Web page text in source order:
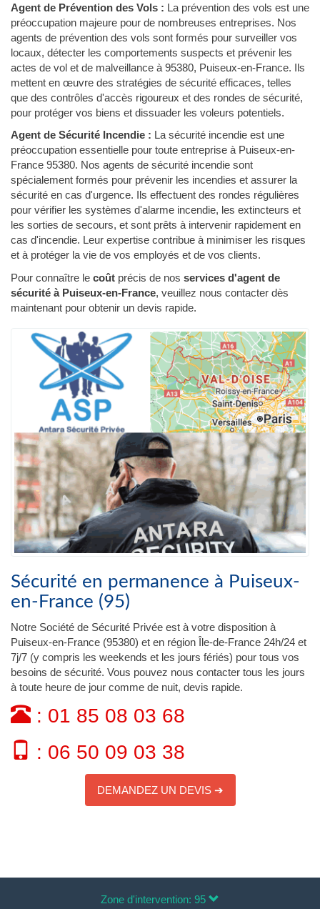
Agent de Prévention des Vols : La prévention des vols est une
préoccupation majeure pour de nombreuses entreprises. Nos
agents de prévention des vols sont formés pour surveiller vos
locaux, détecter les comportements suspects et prévenir les
actes de vol et de malveillance à 95380, Puiseux-en-France. Ils
mettent en œuvre des stratégies de sécurité efficaces, telles
que des contrôles d'accès rigoureux et des rondes de sécurité,
pour protéger vos biens et dissuader les voleurs potentiels.
Agent de Sécurité Incendie : La sécurité incendie est une
préoccupation essentielle pour toute entreprise à Puiseux-en-
France 95380. Nos agents de sécurité incendie sont
spécialement formés pour prévenir les incendies et assurer la
sécurité en cas d'urgence. Ils effectuent des rondes régulières
pour vérifier les systèmes d'alarme incendie, les extincteurs et
les sorties de secours, et sont prêts à intervenir rapidement en
cas d'incendie. Leur expertise contribue à minimiser les risques
et à protéger la vie de vos employés et de vos clients.
Pour connaître le coût précis de nos services d'agent de
sécurité à Puiseux-en-France, veuillez nous contacter dès
maintenant pour obtenir un devis rapide.
Sécurité en permanence à Puiseux-
en-France (95)
Notre Société de Sécurité Privée est à votre disposition à
Puiseux-en-France (95380) et en région Île-de-France 24h/24 et
7j/7 (y compris les weekends et les jours fériés) pour tous vos
besoins de sécurité. Vous pouvez nous contacter tous les jours
à toute heure de jour comme de nuit, devis rapide.
: 01 85 08 03 68
: 06 50 09 03 38
DEMANDEZ UN DEVIS ➔
Zone d'intervention: 95